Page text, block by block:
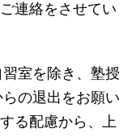
連絡をさせてい
室を除き、塾授
の退出をお願い
る配慮から、上